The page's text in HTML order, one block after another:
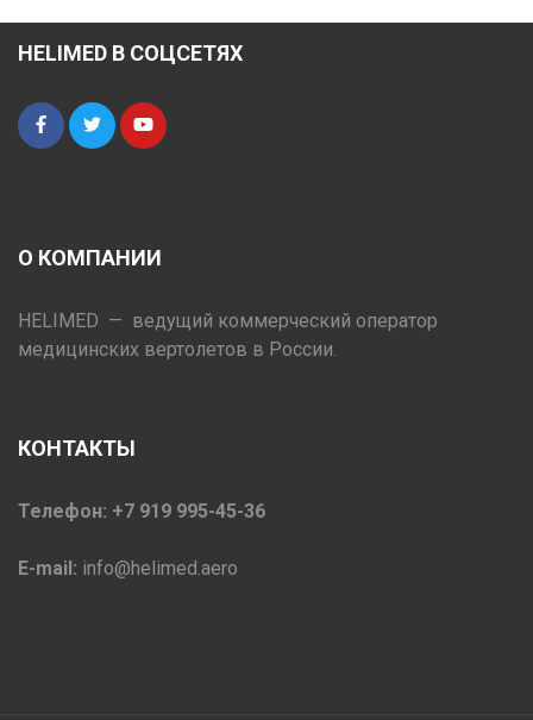
HELIMED В СОЦСЕТЯХ
О КОМПАНИИ
HELIMED — ведущий коммерческий оператор
медицинских вертолетов в России.
КОНТАКТЫ
Телефон: +7 919 995-45-36
E-mail: info@helimed.aero